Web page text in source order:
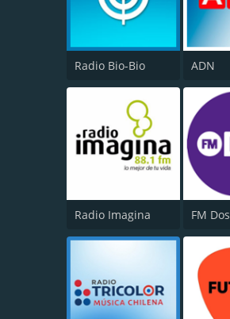
Radio Bio-Bio ADN
Radio Imagina FM Dos